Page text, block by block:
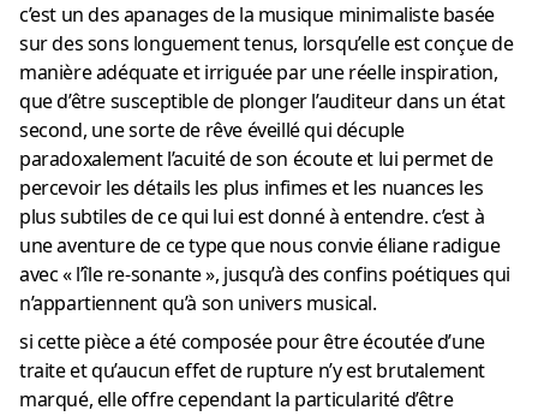
c’est un des apanages de la musique minimaliste basée
sur des sons longuement tenus, lorsqu’elle est conçue de
manière adéquate et irriguée par une réelle inspiration,
que d’être susceptible de plonger l’auditeur dans un état
second, une sorte de rêve éveillé qui décuple
paradoxalement l’acuité de son écoute et lui permet de
percevoir les détails les plus infimes et les nuances les
plus subtiles de ce qui lui est donné à entendre. c’est à
une aventure de ce type que nous convie éliane radigue
avec « l’île re-sonante », jusqu’à des confins poétiques qui
n’appartiennent qu’à son univers musical.
si cette pièce a été composée pour être écoutée d’une
traite et qu’aucun effet de rupture n’y est brutalement
marqué, elle offre cependant la particularité d’être